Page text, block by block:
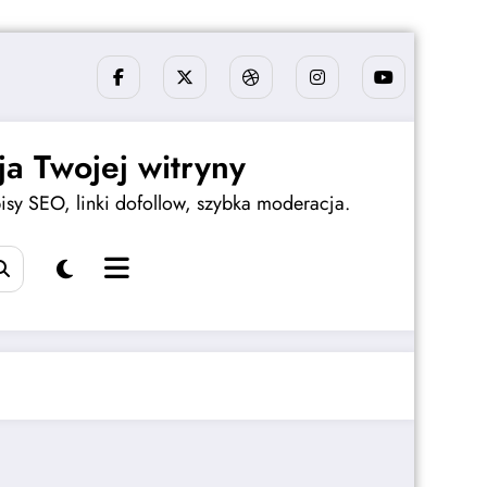
Twojej witryny
SEO, linki dofollow, szybka moderacja.